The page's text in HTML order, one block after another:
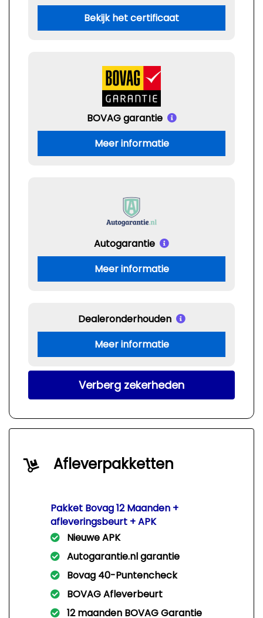
Bekijk het certificaat
BOVAG garantie
Meer informatie
Autogarantie
Meer informatie
Dealeronderhouden
Meer informatie
Verberg zekerheden
Afleverpakketten
Pakket Bovag 12 Maanden +
afleveringsbeurt + APK
Nieuwe APK
Autogarantie.nl garantie
Bovag 40-Puntencheck
BOVAG Afleverbeurt
12 maanden BOVAG Garantie